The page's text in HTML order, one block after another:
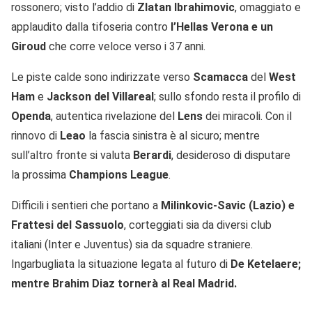
rossonero; visto l’addio di Zlatan Ibrahimovic, omaggiato e
applaudito dalla tifoseria contro l’Hellas Verona e un
Giroud che corre veloce verso i 37 anni.
Le piste calde sono indirizzate verso Scamacca del West
Ham e Jackson del Villareal; sullo sfondo resta il profilo di
Openda, autentica rivelazione del Lens dei miracoli. Con il
rinnovo di Leao la fascia sinistra è al sicuro; mentre
sull’altro fronte si valuta Berardi, desideroso di disputare
la prossima Champions League.
Difficili i sentieri che portano a Milinkovic-Savic (Lazio) e
Frattesi del Sassuolo, corteggiati sia da diversi club
italiani (Inter e Juventus) sia da squadre straniere.
Ingarbugliata la situazione legata al futuro di De Ketelaere;
mentre Brahim Diaz tornerà al Real Madrid.